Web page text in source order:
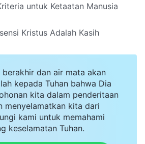
untuk Ketaatan Manusia
Kristus Adalah Kasih
berakhir dan air mata akan
kepada Tuhan bahwa Dia
kita dalam penderitaan
menyelamatkan kita dari
kami untuk memahami
keselamatan Tuhan.